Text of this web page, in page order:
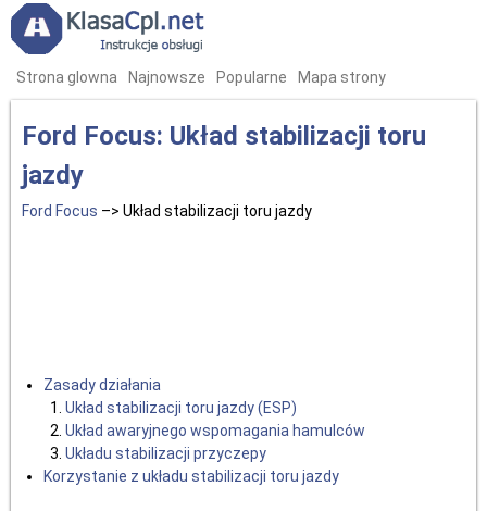
Strona glowna Najnowsze Popularne Mapa strony
Ford Focus: Układ stabilizacji toru
jazdy
Ford Focus –> Układ stabilizacji toru jazdy
Zasady działania
Układ stabilizacji toru jazdy (ESP)
Układ awaryjnego wspomagania hamulców
Układu stabilizacji przyczepy
Korzystanie z układu stabilizacji toru jazdy